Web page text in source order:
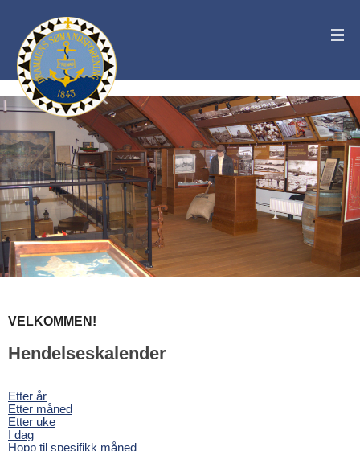
VELKOMMEN!
Hendelseskalender
Etter år
Etter måned
Etter uke
I dag
Hopp til spesifikk måned